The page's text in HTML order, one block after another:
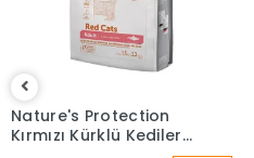
Nature's Protection
Kırmızı Kürklü Kediler